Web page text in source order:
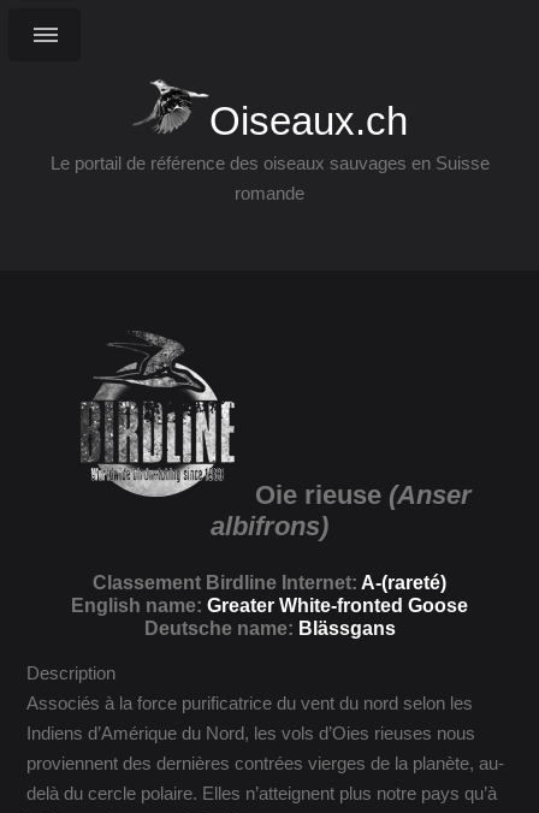
Oiseaux.ch
Le portail de référence des oiseaux sauvages en Suisse
romande
Oie rieuse (Anser
albifrons)
Classement Birdline Internet: A-(rareté)
English name: Greater White-fronted Goose
Deutsche name: Blässgans
Description
Associés à la force purificatrice du vent du nord selon les
Indiens d’Amérique du Nord, les vols d’Oies rieuses nous
proviennent des dernières contrées vierges de la planète, au-
delà du cercle polaire. Elles n’atteignent plus notre pays qu’à